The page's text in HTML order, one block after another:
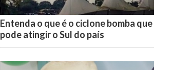
Entenda o que é o ciclone bomba que
pode atingir o Sul do país